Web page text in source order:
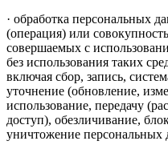
· обработка персональных
(операция) или
совершаемых с
без использования таких
включая сбор, запись,
уточнение (обновление,
использование, передачу
доступ), обезличивание,
уничтожение персональных